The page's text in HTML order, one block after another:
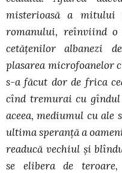
misterioasă a
romanului, reînviind
cetăţenilor albanezi
plasarea microfoanelor
s-a făcut dor de frica
cînd tremurai cu
aceea, mediumul cu ale
ultima speranţă a
readucă vechiul şi
se elibera de